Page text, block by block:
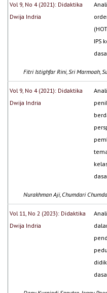
Vol 9, No 4 (2021): Didaktika
Dwija Indria
IPS
Fitri Istighfar Rini, Sri Marmoah,
Vol 9, No 4 (2021): Didaktika
Dwija Indria
Nurakhman Aji, Chumdari
Vol 11, No 2 (2023): Didaktika
Dwija Indria